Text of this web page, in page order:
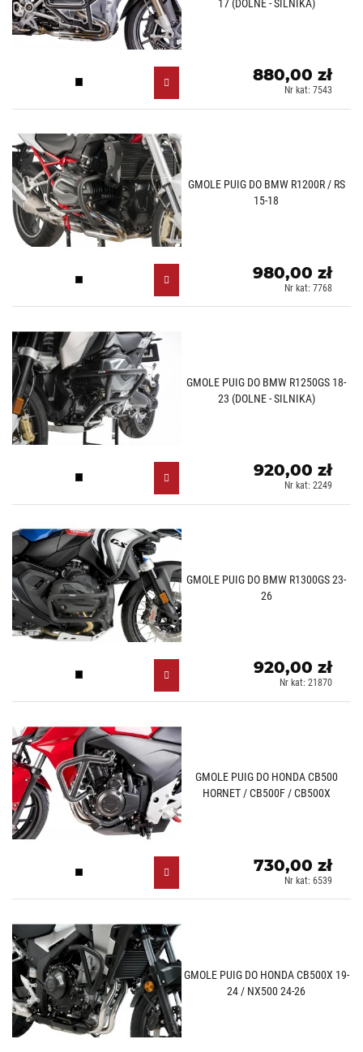
17 (DOLNE - SILNIKA)
Czarny (N)
880,00 zł
Nr kat: 7543
GMOLE PUIG DO BMW R1200R / RS
15-18
Czarny (N)
980,00 zł
Nr kat: 7768
GMOLE PUIG DO BMW R1250GS 18-
23 (DOLNE - SILNIKA)
Czarny (N)
920,00 zł
Nr kat: 2249
GMOLE PUIG DO BMW R1300GS 23-
26
Czarny (N)
920,00 zł
Nr kat: 21870
GMOLE PUIG DO HONDA CB500
HORNET / CB500F / CB500X
Czarny (N)
730,00 zł
Nr kat: 6539
GMOLE PUIG DO HONDA CB500X 19-
24 / NX500 24-26